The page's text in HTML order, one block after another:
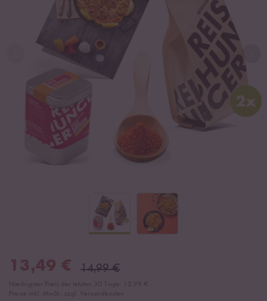
13,49 € 14,99€